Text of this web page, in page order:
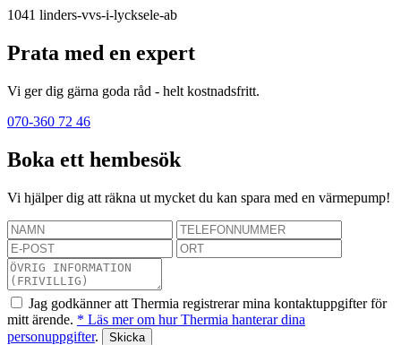
1041 linders-vvs-i-lycksele-ab
Prata med en expert
Vi ger dig gärna goda råd - helt kostnadsfritt.
070-360 72 46
Boka ett hembesök
Vi hjälper dig att räkna ut mycket du kan spara med en värmepump!
Jag godkänner att Thermia registrerar mina kontaktuppgifter för
mitt ärende. * Läs mer om hur Thermia hanterar dina
personuppgifter.